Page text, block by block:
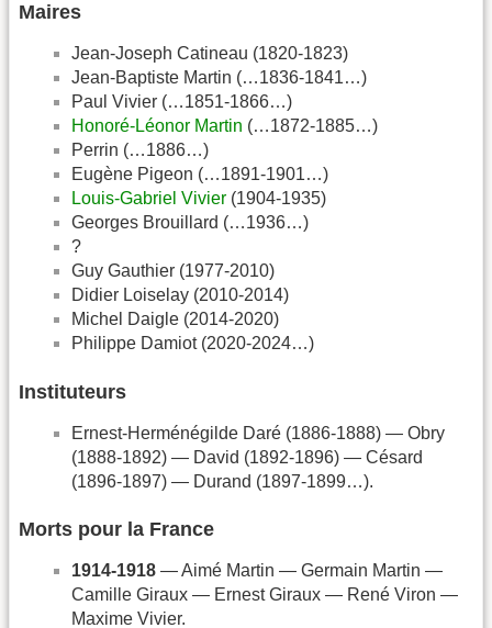
Maires
Jean-Joseph Catineau (1820-1823)
Jean-Baptiste Martin (…1836-1841…)
Paul Vivier (…1851-1866…)
Honoré-Léonor Martin (…1872-1885…)
Perrin (…1886…)
Eugène Pigeon (…1891-1901…)
Louis-Gabriel Vivier (1904-1935)
Georges Brouillard (…1936…)
?
Guy Gauthier (1977-2010)
Didier Loiselay (2010-2014)
Michel Daigle (2014-2020)
Philippe Damiot (2020-2024…)
Instituteurs
Ernest-Herménégilde Daré (1886-1888) — Obry
(1888-1892) — David (1892-1896) — Césard
(1896-1897) — Durand (1897-1899…).
Morts pour la France
1914-1918 — Aimé Martin — Germain Martin —
Camille Giraux — Ernest Giraux — René Viron —
Maxime Vivier.